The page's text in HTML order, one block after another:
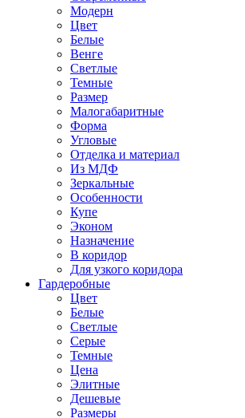
Модерн
Цвет
Белые
Венге
Светлые
Темные
Размер
Малогабаритные
Форма
Угловые
Отделка и материал
Из МДФ
Зеркальные
Особенности
Купе
Эконом
Назначение
В коридор
Для узкого коридора
Гардеробные
Цвет
Белые
Светлые
Серые
Темные
Цена
Элитные
Дешевые
Размеры